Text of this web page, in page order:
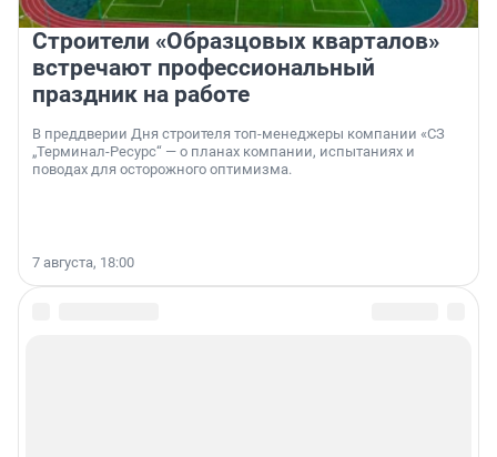
Строители «Образцовых кварталов»
встречают профессиональный
праздник на работе
В преддверии Дня строителя топ-менеджеры компании «СЗ
„Терминал-Ресурс“ — о планах компании, испытаниях и
поводах для осторожного оптимизма.
7 августа, 18:00